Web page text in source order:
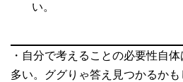
い。
・自分で考えることの必要性自
多い。ググりゃ答え見つかるか